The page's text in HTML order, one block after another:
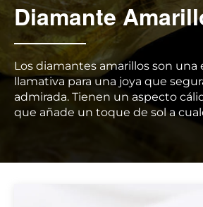
Diamante
Los diamantes amarillos son una
llamativa para una joya que
admirada. Tienen un aspecto
que añade un toque de sol a